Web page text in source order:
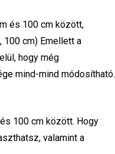
és 100 cm között,
100 cm) Emellett a
hogy még
mind-mind módosítható.
100 cm között. Hogy
valamint a